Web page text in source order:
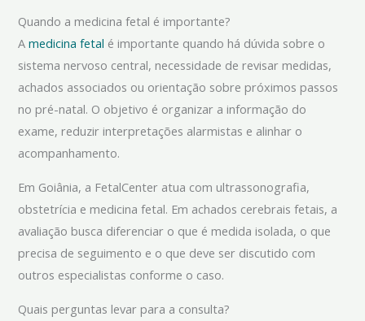
Quando a medicina fetal é importante?
Amedicina fetal é importante quando há dúvida sobre o
sistema nervoso central, necessidade de revisar medidas,
achados associados ou orientação sobre próximos passos
no pré-natal. O objetivo é organizar a informação do
exame, reduzir interpretações alarmistas e alinhar o
acompanhamento.
Em Goiânia, a FetalCenter atua com ultrassonografia,
obstetrícia e medicina fetal. Em achados cerebrais fetais, a
avaliação busca diferenciar o que é medida isolada, o que
precisa de seguimento e o que deve ser discutido com
outros especialistas conforme o caso.
Quais perguntas levar para a consulta?